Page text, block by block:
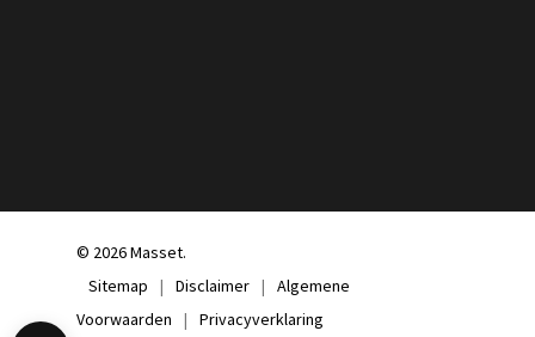
© 2026 Masset.
Sitemap
| Disclaimer |
Algemene
Voorwaarden
| Privacyverklaring